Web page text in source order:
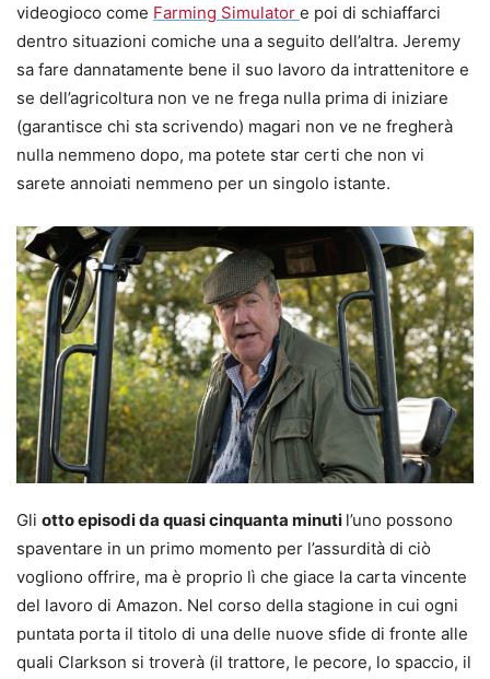
videogioco come Farming Simulator e poi di schiaffarci
dentro situazioni comiche una a seguito dell’altra. Jeremy
sa fare dannatamente bene il suo lavoro da intrattenitore e
se dell’agricoltura non ve ne frega nulla prima di iniziare
(garantisce chi sta scrivendo) magari non ve ne fregherà
nulla nemmeno dopo, ma potete star certi che non vi
sarete annoiati nemmeno per un singolo istante.
Gli otto episodi da quasi cinquanta minuti l’uno possono
spaventare in un primo momento per l’assurdità di ciò
vogliono offrire, ma è proprio lì che giace la carta vincente
del lavoro di Amazon. Nel corso della stagione in cui ogni
puntata porta il titolo di una delle nuove sfide di fronte alle
quali Clarkson si troverà (il trattore, le pecore, lo spaccio, il